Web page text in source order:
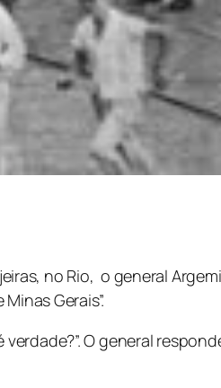
no Rio, o general
Gerais”.
O general